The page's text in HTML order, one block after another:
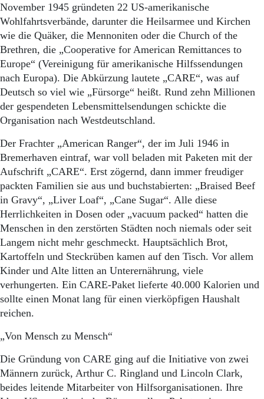
Start
Wer wir sind
Aktuelle Ausgabe
Abonnenten-Login
Abonnent werden
Abo Prämien
Archiv
Mediadaten
Kontakt
Impressum
Datenschutz
November 1945 gründeten 22 US-amerikanische
Wohlfahrtsverbände, darunter die Heilsarmee und Kirchen
wie die Quäker, die Mennoniten oder die Church of the
Brethren, die „Coopera­tive for American Remittances to
Europe“ (Vereinigung für amerikanische Hilfssendungen
nach Europa). Die Abkürzung lautete „CARE“, was auf
Deutsch so viel wie „Fürsorge“ heißt. Rund zehn Millionen
der gespendeten Lebensmittelsendungen schickte die
Organisation nach Westdeutschland.
Der Frachter „American Ranger“, der im Juli 1946 in
Bremerhaven eintraf, war voll beladen mit Paketen mit der
Aufschrift „CARE“. Erst zögernd, dann immer freudiger
packten Familien sie aus und buchstabierten: „Braised Beef
in Gravy“, „Liver Loaf“, „Cane Sugar“. Alle diese
Herrlichkeiten in Dosen oder „vacuum packed“ hatten die
Menschen in den zerstörten Städten noch niemals oder seit
Langem nicht mehr geschmeckt. Hauptsächlich Brot,
Kartoffeln und Steckrüben kamen auf den Tisch. Vor allem
Kinder und Alte litten an Unterernährung, viele
verhungerten. Ein CARE-Paket lieferte 40.000 Kalorien und
sollte einen Monat lang für einen vierköpfigen Haushalt
reichen.
„Von Mensch zu Mensch“
Die Gründung von CARE ging auf die Initiative von zwei
Männern zurück, Arthur C. Ringland und Lincoln Clark,
beides leitende Mitarbeiter von Hilfsorganisationen. Ihre